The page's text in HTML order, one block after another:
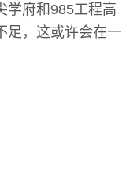
学府和985工程高
足，这或许会在一